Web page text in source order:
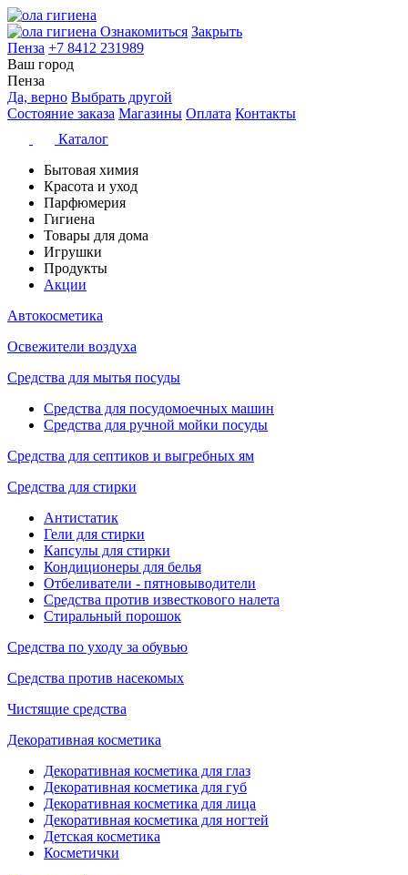
Ознакомиться Закрыть
Пенза +7 8412 231989
Ваш город
Пенза
Да, верно Выбрать другой
Состояние заказа Магазины Оплата Контакты
Каталог
Бытовая химия
Красота и уход
Парфюмерия
Гигиена
Товары для дома
Игрушки
Продукты
Акции
Автокосметика
Освежители воздуха
Средства для мытья посуды
Средства для посудомоечных машин
Средства для ручной мойки посуды
Средства для септиков и выгребных ям
Средства для стирки
Антистатик
Гели для стирки
Капсулы для стирки
Кондиционеры для белья
Отбеливатели - пятновыводители
Средства против известкового налета
Стиральный порошок
Средства по уходу за обувью
Средства против насекомых
Чистящие средства
Декоративная косметика
Декоративная косметика для глаз
Декоративная косметика для губ
Декоративная косметика для лица
Декоративная косметика для ногтей
Детская косметика
Косметички